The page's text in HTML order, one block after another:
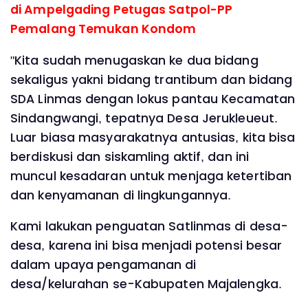
di Ampelgading Petugas Satpol-PP
Pemalang Temukan Kondom
"Kita sudah menugaskan ke dua bidang
sekaligus yakni bidang trantibum dan bidang
SDA Linmas dengan lokus pantau Kecamatan
Sindangwangi, tepatnya Desa Jerukleueut.
Luar biasa masyarakatnya antusias, kita bisa
berdiskusi dan siskamling aktif, dan ini
muncul kesadaran untuk menjaga ketertiban
dan kenyamanan di lingkungannya.
Kami lakukan penguatan Satlinmas di desa-
desa, karena ini bisa menjadi potensi besar
dalam upaya pengamanan di
desa/kelurahan se-Kabupaten Majalengka.